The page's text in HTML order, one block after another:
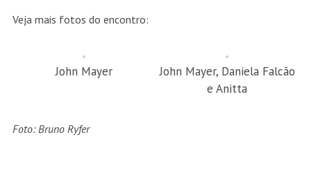
Veja mais fotos do encontro:
John Mayer
John Mayer, Daniela Falcão
e Anitta
Foto: Bruno Ryfer